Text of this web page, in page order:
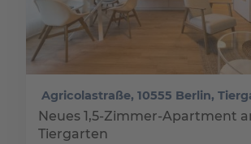
Agricolastraße, 10555 Berlin,
Neues 1,5-Zimmer-Apartment
Tiergarten